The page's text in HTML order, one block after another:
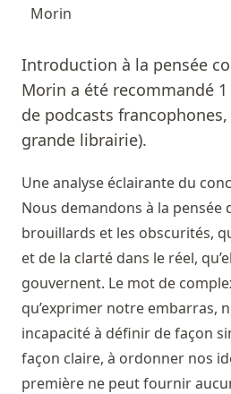
Morin
Introduction à la pensée
Morin a été recommandé
de podcasts
grande librairie).
Une analyse éclairante du
Nous demandons à la pensée
brouillards et les obscurités,
et de la clarté dans le réel,
gouvernent. Le mot de
qu’exprimer notre embarras,
incapacité à définir de façon
façon claire, à ordonner nos
première ne peut fournir